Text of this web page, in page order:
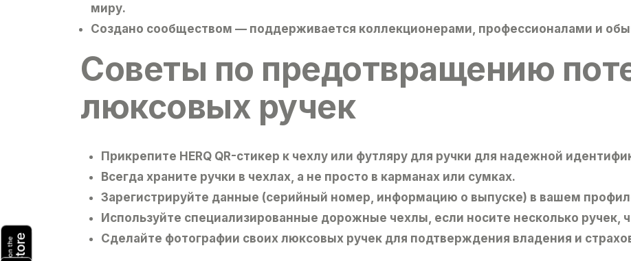
миру.
Создано сообществом — поддерживается коллекционерами, профессионалами и
Советы по предотвращению
люксовых ручек
Прикрепите HERQ QR-стикер к чехлу или футляру для ручки для надежной
Всегда храните ручки в чехлах , а не просто в карманах или сумках.
Зарегистрируйте данные (серийный номер, информацию о выпуске) в вашем
Используйте специализированные дорожные чехлы , если носите несколько
Сделайте фотографии своих люксовых ручек для подтверждения владения и